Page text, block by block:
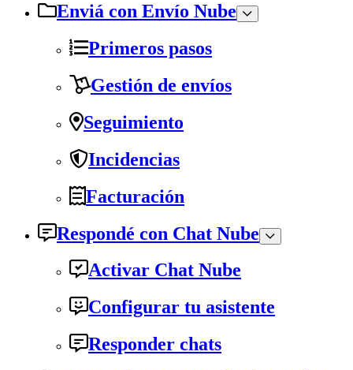
Enviá con Envío Nube
Primeros pasos
Gestión de envíos
Seguimiento
Incidencias
Facturación
Respondé con Chat Nube
Activar Chat Nube
Configurar tu asistente
Responder chats